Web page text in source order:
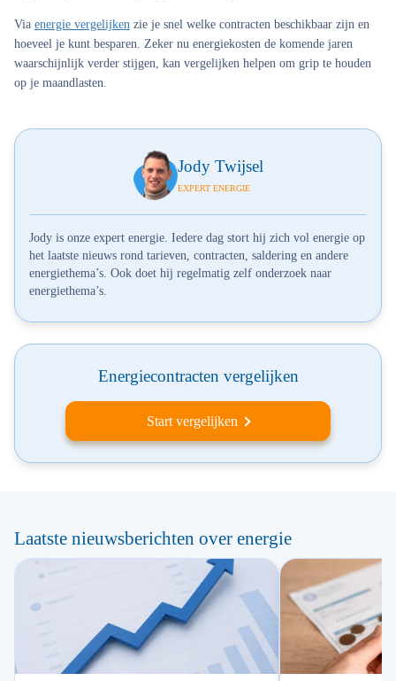
Via energie vergelijken zie je snel welke contracten beschikbaar zijn en
hoeveel je kunt besparen. Zeker nu energiekosten de komende jaren
waarschijnlijk verder stijgen, kan vergelijken helpen om grip te houden
op je maandlasten.
Jody Twijsel
EXPERT ENERGIE
Jody is onze expert energie. Iedere dag stort hij zich vol energie op
het laatste nieuws rond tarieven, contracten, saldering en andere
energiethema’s. Ook doet hij regelmatig zelf onderzoek naar
energiethema’s.
Energiecontracten vergelijken
Start vergelijken
Laatste nieuwsberichten over energie